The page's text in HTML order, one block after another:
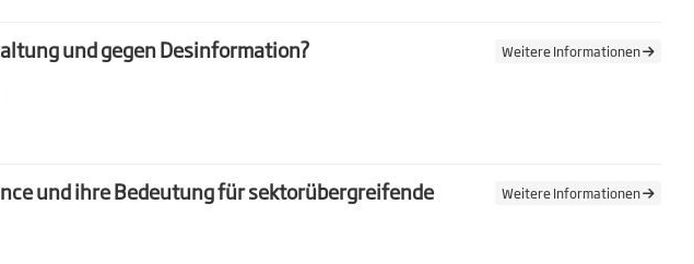
und gegen Desinformation? Weitere Informationen
und ihre Bedeutung für sektorübergreifende Weitere Informationen